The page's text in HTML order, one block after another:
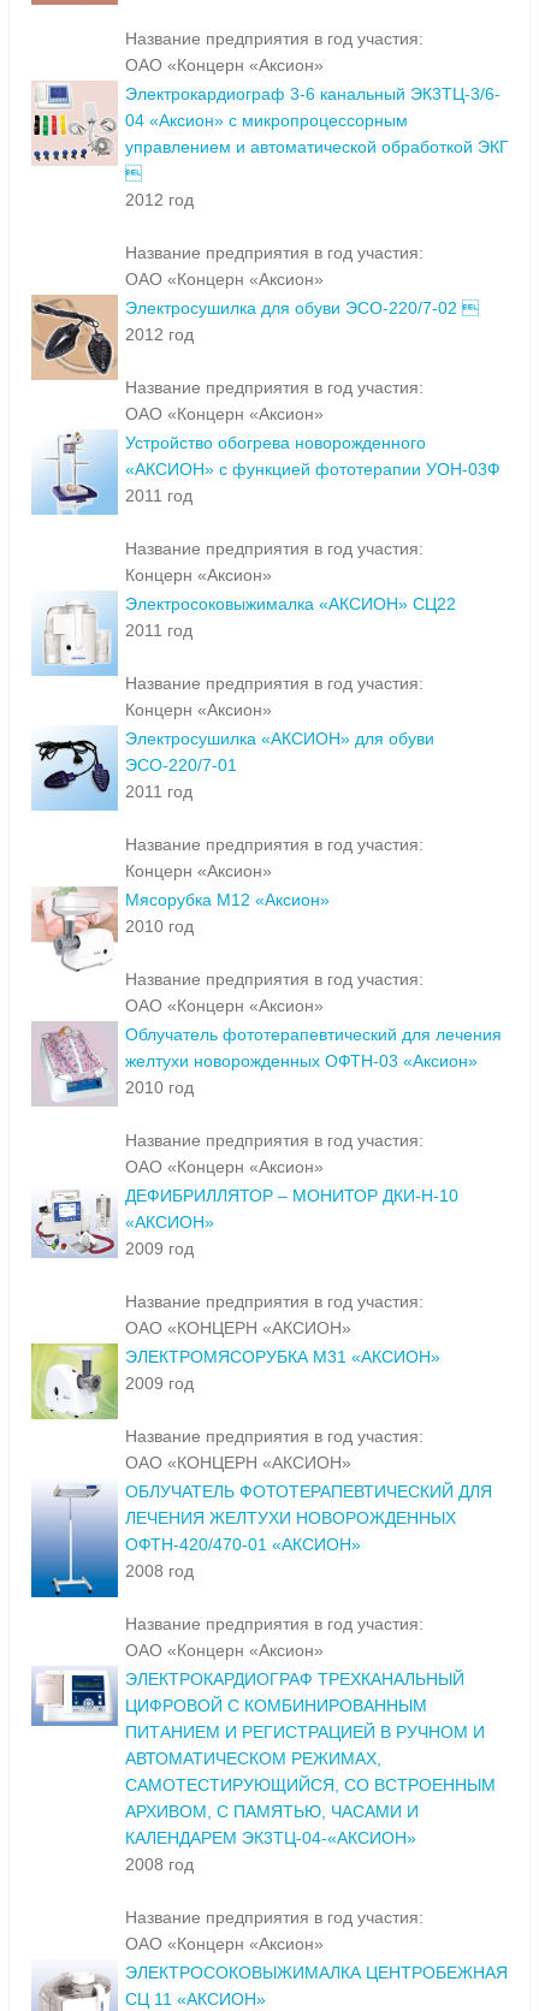
Название предприятия в год участия:
ОАО «Концерн «Аксион»
Электрокардиограф 3-6 канальный ЭК3ТЦ-3/6-
04 «Аксион» с микропроцессорным
управлением и автоматической обработкой ЭКГ

2012 год
Название предприятия в год участия:
ОАО «Концерн «Аксион»
Электросушилка для обуви ЭСО-220/7-02 
2012 год
Название предприятия в год участия:
ОАО «Концерн «Аксион»
Устройство обогрева новорожденного
«АКСИОН» с функцией фототерапии УОН-03Ф
2011 год
Название предприятия в год участия:
Концерн «Аксион»
Электросоковыжималка «АКСИОН» СЦ22
2011 год
Название предприятия в год участия:
Концерн «Аксион»
Электросушилка «АКСИОН» для обуви
ЭСО-220/7-01
2011 год
Название предприятия в год участия:
Концерн «Аксион»
Мясорубка М12 «Аксион»
2010 год
Название предприятия в год участия:
ОАО «Концерн «Аксион»
Облучатель фототерапевтический для лечения
желтухи новорожденных ОФТН-03 «Аксион»
2010 год
Название предприятия в год участия:
ОАО «Концерн «Аксион»
ДЕФИБРИЛЛЯТОР – МОНИТОР ДКИ-Н-10
«АКСИОН»
2009 год
Название предприятия в год участия:
ОАО «КОНЦЕРН «АКСИОН»
ЭЛЕКТРОМЯСОРУБКА М31 «АКСИОН»
2009 год
Название предприятия в год участия:
ОАО «КОНЦЕРН «АКСИОН»
ОБЛУЧАТЕЛЬ ФОТОТЕРАПЕВТИЧЕСКИЙ ДЛЯ
ЛЕЧЕНИЯ ЖЕЛТУХИ НОВОРОЖДЕННЫХ
ОФТН-420/470-01 «АКСИОН»
2008 год
Название предприятия в год участия:
ОАО «Концерн «Аксион»
ЭЛЕКТРОКАРДИОГРАФ ТРЕХКАНАЛЬНЫЙ
ЦИФРОВОЙ С КОМБИНИРОВАННЫМ
ПИТАНИЕМ И РЕГИСТРАЦИЕЙ В РУЧНОМ И
АВТОМАТИЧЕСКОМ РЕЖИМАХ,
САМОТЕСТИРУЮЩИЙСЯ, СО ВСТРОЕННЫМ
АРХИВОМ, С ПАМЯТЬЮ, ЧАСАМИ И
КАЛЕНДАРЕМ ЭК3ТЦ-04-«АКСИОН»
2008 год
Название предприятия в год участия:
ОАО «Концерн «Аксион»
ЭЛЕКТРОСОКОВЫЖИМАЛКА ЦЕНТРОБЕЖНАЯ
СЦ 11 «АКСИОН»